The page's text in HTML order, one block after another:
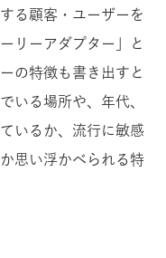
る顧客・ユーザーを
リーアダプター」と
の特徴も書き出すと
いる場所や、年代、
いるか、流行に敏感
思い浮かべられる特